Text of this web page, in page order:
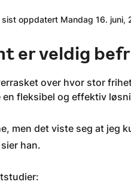
oppdatert Mandag 16. juni,
er veldig
over hvor stor
fleksibel og effektiv
men det viste seg at jeg
sier han.